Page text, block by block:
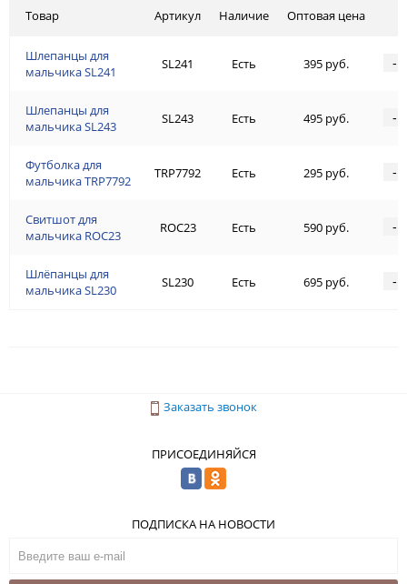
Товар
Шлепанцы для
мальчика SL241
Шлепанцы для
мальчика SL243
Футболка для
мальчика TRP7792
Свитшот для
мальчика ROC23
Шлёпанцы для
мальчика SL230
Артикул Наличие Оптовая цена
SL241 Есть 395 руб. -
SL243 Есть 495 руб. -
TRP7792 Есть 295 руб. -
ROC23 Есть 590 руб. -
SL230 Есть 695 руб. -
Заказать звонок
ПРИСОЕДИНЯЙСЯ
ПОДПИСКА НА НОВОСТИ